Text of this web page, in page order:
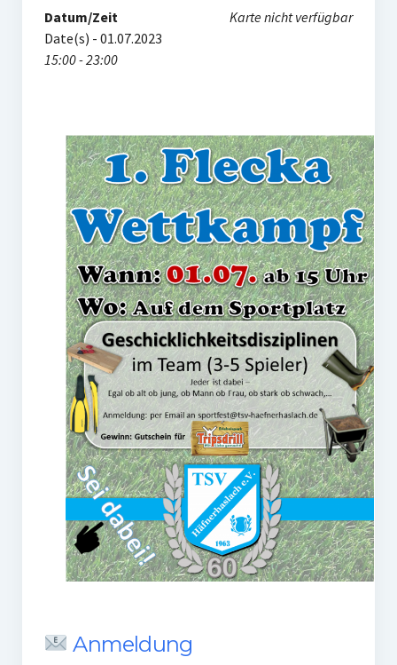
Kinderfussball
Ü30-Fussball
Breitensport
Frauengymnastik
ThaiBo
Kinderturnen
Eltern-Kind-Turnen
Kinderturnen 3 – 4 Jahre
Kinderturnen 5 – 7 Jahre
Männerfit
Gremien
Mitglied werden
Förderverein
Karte nicht verfügbar
Datum/Zeit
Date(s) - 01.07.2023
15:00 - 23:00
Anmeldung